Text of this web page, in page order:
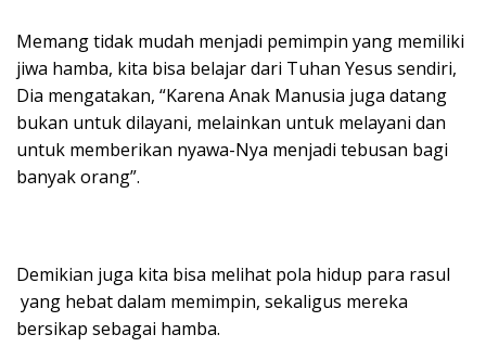
Memang tidak mudah menjadi pemimpin yang memiliki
jiwa hamba, kita bisa belajar dari Tuhan Yesus sendiri,
Dia mengatakan, “Karena Anak Manusia juga datang
bukan untuk dilayani, melainkan untuk melayani dan
untuk memberikan nyawa-Nya menjadi tebusan bagi
banyak orang”.
Demikian juga kita bisa melihat pola hidup para rasul
yang hebat dalam memimpin, sekaligus mereka
bersikap sebagai hamba.